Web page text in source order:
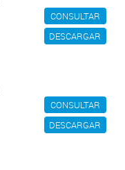
CONSULTAR
DESCARGAR
CONSULTAR
DESCARGAR